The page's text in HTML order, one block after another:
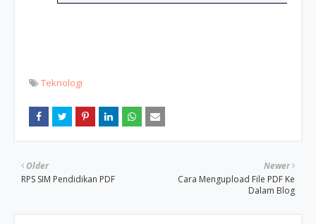
Teknologi
Newer
Cara Mengupload File PDF Ke
Dalam Blog
Older
RPS SIM Pendidikan PDF